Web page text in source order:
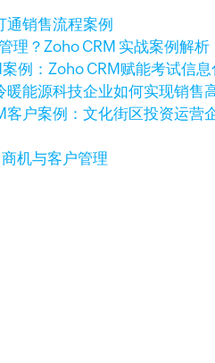
销售流程案例
理？Zoho CRM 实战案例解析
例：Zoho CRM赋能考试信
暖能源科技企业如何实现销售
客户案例：文化街区投资运营
机与客户管理